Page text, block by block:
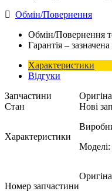
Обмін/Повернення
Обмін/Повернення
Гарантія –
Характеристики
Відгуки
Запчастини
Стан
Нові
Характеристики
Моделі:
Номер запчастини